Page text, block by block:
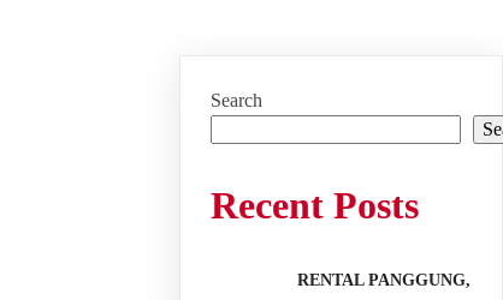
Search
Recent Posts
RENTAL PANGGUNG,